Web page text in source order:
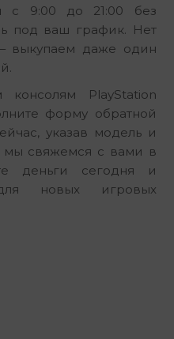
с 9:00 до 21:00 без
под ваш график. Нет
выкупаем даже один
PlayStation
форму обратной
указав модель и
мы свяжемся с вами в
деньги сегодня и
новых игровых